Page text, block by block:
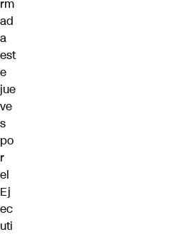
rm
ad
a
est
e
jue
ve
s
po
r
el
Ej
ec
uti